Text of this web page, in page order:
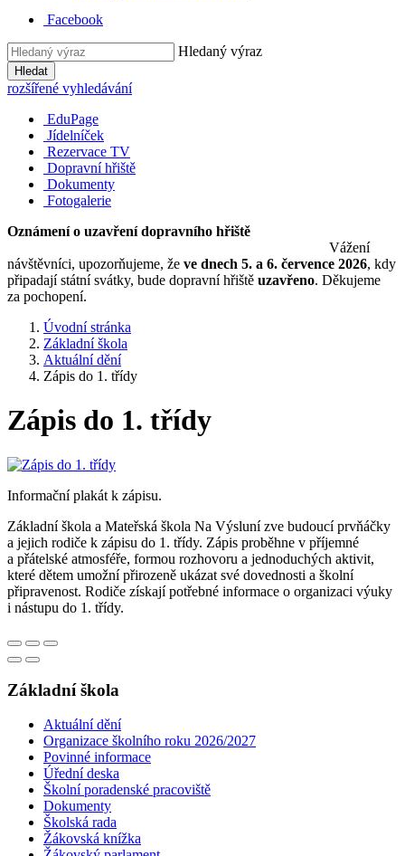
Facebook
Hledaný výraz
Hledat
rozšířené vyhledávání
EduPage
Jídelníček
Rezervace TV
Dopravní hřiště
Dokumenty
Fotogalerie
Oznámení o uzavření dopravního hřiště
Vážení
návštěvníci, upozorňujeme, že ve dnech 5. a 6. července 2026, kdy
připadají státní svátky, bude dopravní hřiště uzavřeno. Děkujeme
za pochopení.
Úvodní stránka
Základní škola
Aktuální dění
Zápis do 1. třídy
Zápis do 1. třídy
Informační plakát k zápisu.
Základní škola a Mateřská škola Na Výsluní zve budoucí prvňáčky
a jejich rodiče k zápisu do 1. třídy. Zápis proběhne v příjemné
a přátelské atmosféře, formou rozhovoru a jednoduchých aktivit,
které dětem umožní přirozeně ukázat své dovednosti a školní
připravenost. Rodiče získají potřebné informace o organizaci výuky
i nástupu do 1. třídy.
Základní škola
Aktuální dění
Organizace školního roku 2026/2027
Povinné informace
Úřední deska
Školní poradenské pracoviště
Dokumenty
Školská rada
Žákovská knížka